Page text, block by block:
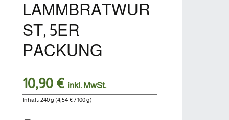
LAMMBRATWUR
ST, 5ER
PACKUNG
10,90 € inkl. MwSt.
Inhalt:240 g (4,54 € / 100 g)